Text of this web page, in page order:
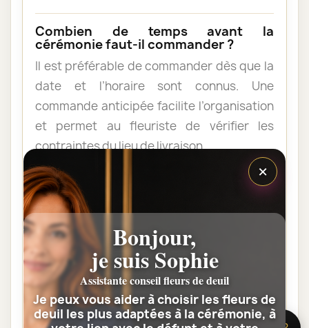
Combien de temps avant la
cérémonie faut-il commander ?
Il est préférable de commander dès que la
date et l’horaire sont connus. Une
commande anticipée facilite l’organisation
et permet au fleuriste de vérifier les
contraintes du lieu de livraison.
Les fleurs peuvent-elles être livrées
au domicile de la famille ?
Oui. Une composition de condoléances
peut être livrée au domicile avant ou après
la cérémonie. Vérifiez simplement que
quelqu’un pourra réceptionner les fleurs.
×
Bonjour,
je suis Sophie
Assistante conseil fleurs de deuil
Je peux vous aider à choisir les fleurs de
deuil les plus adaptées à la cérémonie, à